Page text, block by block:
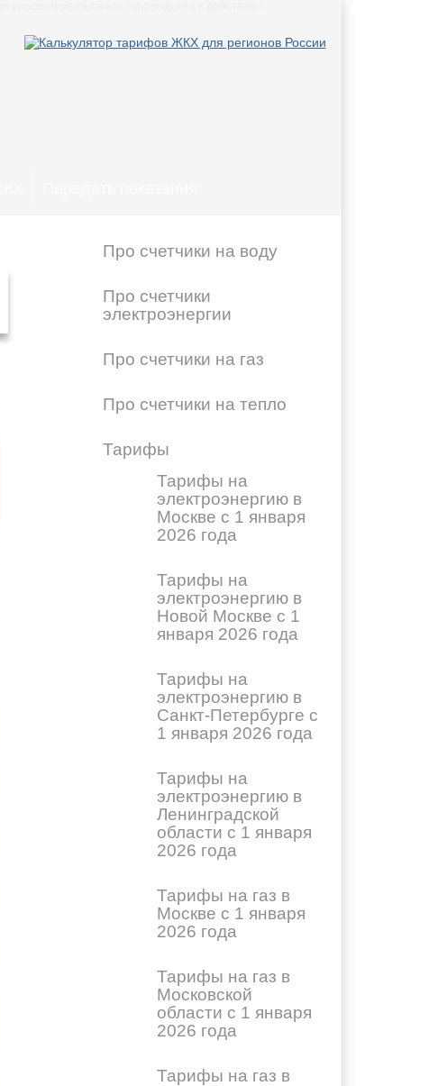
Про счетчики на воду
Про счетчики
электроэнергии
Про счетчики на газ
Про счетчики на тепло
Тарифы
Тарифы на
электроэнергию в
Москве с 1 января
2026 года
Тарифы на
электроэнергию в
Новой Москве с 1
января 2026 года
Тарифы на
электроэнергию в
Санкт-Петербурге с
1 января 2026 года
Тарифы на
электроэнергию в
Ленинградской
области с 1 января
2026 года
Тарифы на газ в
Москве с 1 января
2026 года
Тарифы на газ в
Московской
области с 1 января
2026 года
Тарифы на газ в